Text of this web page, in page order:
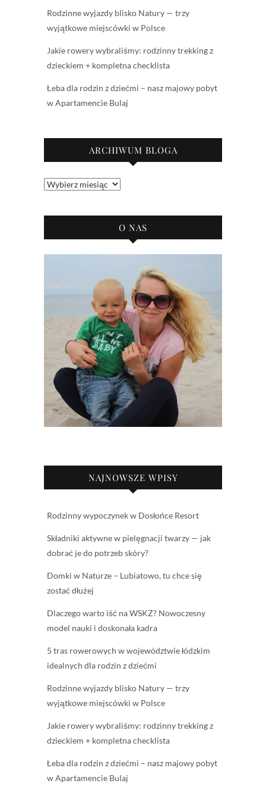
Rodzinne wyjazdy blisko Natury — trzy
wyjątkowe miejscówki w Polsce
Jakie rowery wybraliśmy: rodzinny trekking z
dzieckiem + kompletna checklista
Łeba dla rodzin z dziećmi – nasz majowy pobyt
w Apartamencie Bulaj
ARCHIWUM BLOGA
Archiwum
O NAS
NAJNOWSZE WPISY
Rodzinny wypoczynek w Dosłońce Resort
Składniki aktywne w pielęgnacji twarzy — jak
dobrać je do potrzeb skóry?
Domki w Naturze – Lubiatowo, tu chce się
zostać dłużej
Dlaczego warto iść na WSKZ? Nowoczesny
model nauki i doskonała kadra
5 tras rowerowych w województwie łódzkim
idealnych dla rodzin z dziećmi
Rodzinne wyjazdy blisko Natury — trzy
wyjątkowe miejscówki w Polsce
Jakie rowery wybraliśmy: rodzinny trekking z
dzieckiem + kompletna checklista
Łeba dla rodzin z dziećmi – nasz majowy pobyt
w Apartamencie Bulaj